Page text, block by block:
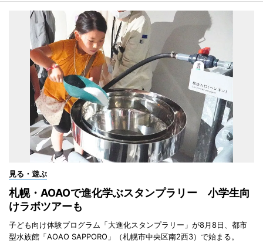
見る・遊ぶ
札幌・AOAOで進化学ぶスタンプラリー 小学生向
けラボツアーも
子ども向け体験プログラム「大進化スタンプラリー」が8月8日、都市
型水族館「AOAO SAPPORO」（札幌市中央区南2西3）で始まる。